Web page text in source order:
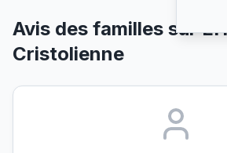
Avis des familles sur
Cristolienne